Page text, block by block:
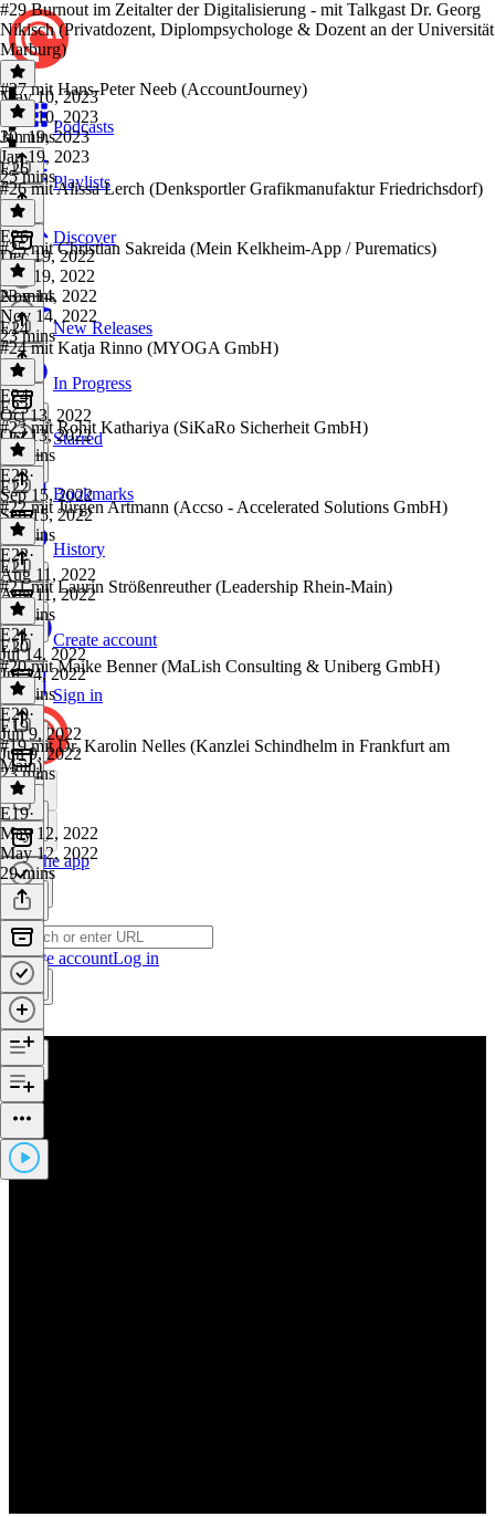
Podcasts
Playlists
Discover
New Releases
In Progress
Starred
Bookmarks
History
Create account
Sign in
Get the app
Create accountLog in
#29 Burnout im Zeitalter der Digitalisierung - mit Talkgast Dr. Georg
Nikisch (Privatdozent, Diplompsychologe & Dozent an der Universität
Marburg)
May 10, 2023
May 10, 2023
30 mins
#27 mit Hans-Peter Neeb (AccountJourney)
Jan 19, 2023
Jan 19, 2023
25 mins
E26
#26 mit Alissa Lerch (Denksportler Grafikmanufaktur Friedrichsdorf)
E26·
Dec 19, 2022
Dec 19, 2022
23 mins
#25 mit Christian Sakreida (Mein Kelkheim-App / Purematics)
Nov 14, 2022
Nov 14, 2022
23 mins
E24
#24 mit Katja Rinno (MYOGA GmbH)
E24·
Oct 13, 2022
Oct 13, 2022
36 mins
E23
#23 mit Rohit Kathariya (SiKaRo Sicherheit GmbH)
E23·
Sep 15, 2022
Sep 15, 2022
22 mins
E22
#22 mit Jürgen Artmann (Accso - Accelerated Solutions GmbH)
E22·
Aug 11, 2022
Aug 11, 2022
22 mins
E21
#21 mit Laurin Strößenreuther (Leadership Rhein-Main)
E21·
Jul 14, 2022
Jul 14, 2022
26 mins
E20
#20 mit Maike Benner (MaLish Consulting & Uniberg GmbH)
E20·
Jun 9, 2022
Jun 9, 2022
23 mins
E19
#19 mit Dr. Karolin Nelles (Kanzlei Schindhelm in Frankfurt am
Main)
E19·
May 12, 2022
May 12, 2022
29 mins